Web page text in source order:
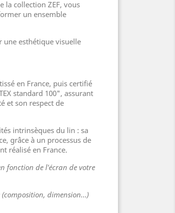
la collection ZEF, vous
un ensemble
une esthétique visuelle
en France, puis certifié
standard 100", assurant
et son respect de
intrinsèques du lin : sa
grâce à un processus de
réalisé en France.
fonction de l'écran de votre
dimension...)